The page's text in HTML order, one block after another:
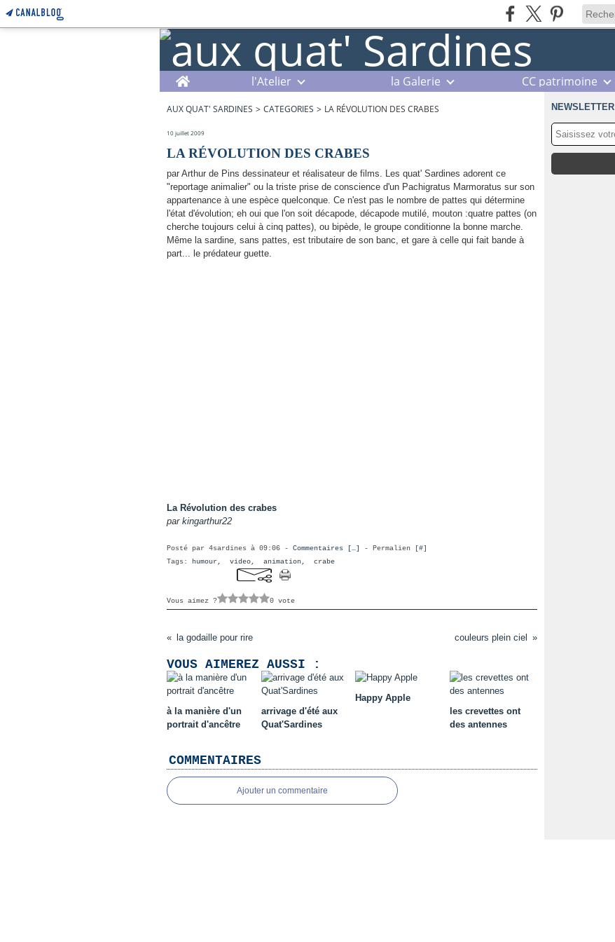
Home l'Atelier la Galerie CC patrimoine
AUX QUAT' SARDINES > CATEGORIES > LA RÉVOLUTION DES CRABES
10 juillet 2009
LA RÉVOLUTION DES CRABES
par Arthur de Pins dessinateur et réalisateur de films. Les quat' Sardines adorent ce
"reportage animalier" ou la triste prise de conscience d'un Pachigratus Marmoratus sur son
appartenance à une espèce quelconque. Ce n'est pas le nombre de pattes qui détermine
l'état d'évolution; eh oui que l'on soit décapode, décapode mutilé, mouton :quatre pattes (on
cherche toujours celui à cinq pattes), ou bipède, le groupe conditionne la bonne marche.
Même la sardine, sans pattes, est tributaire de son banc, et gare à celle qui fait bande à
part... le prédateur guette.
La Révolution des crabes
par kingarthur22
Posté par 4sardines à 09:06 - Commentaires […] - Permalien [#]
Tags: humour , video, animation, crabe
Vous aimez ? 0 vote
la godaille pour rire couleurs plein ciel
VOUS AIMEREZ AUSSI :
à la manière d'un
portrait d'ancêtre
arrivage d'été aux
Quat'Sardines
Happy Apple
les crevettes ont
des antennes
COMMENTAIRES
Ajouter un commentaire
NEWSLETTER